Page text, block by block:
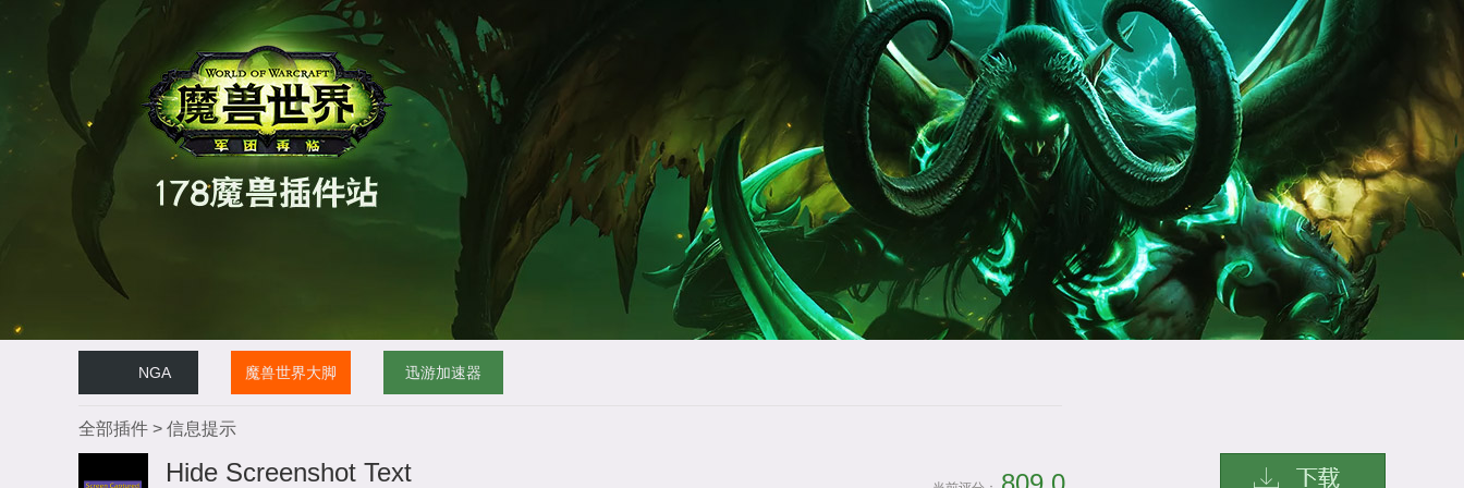
NGA 魔兽世界大脚 迅游加速器
全部插件 > 信息提示
Hide Screenshot Text